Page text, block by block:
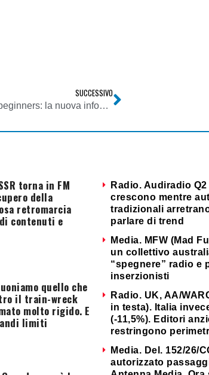
SUCCESSIVO
Università e imprese. Startup for beginners: la nuova infografica dell’Università Cusano.
torna in FM
della
retromarcia
contenuti e
quello che
il train-wreck
molto rigido. E
limiti
Radio. Audiradio
crescono mentre
tradizionali
parlare di trend
Media. MFW (Mad
un collettivo
“spegnere” radio e
inserzionisti
Radio. UK, AA/
in testa). Italia
(-11,5%). Editori
restringono
Media. Del. 152/26/
autorizzato